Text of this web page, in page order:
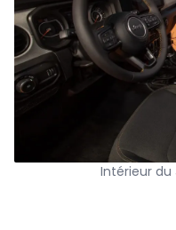
Intérieur du